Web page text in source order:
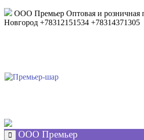
ООО Премьер Оптовая и розничная
Новгород +78312151534 +78314371305
ООО Премьер